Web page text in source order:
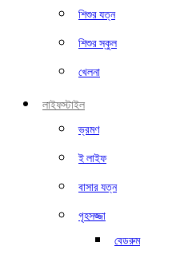
শিশুর যত্ন
শিশুর স্কুল
খেলনা
লাইফস্টাইল
ভ্রমণ
ই লাইফ
বাসার যত্ন
গৃহসজ্জা
বেডরুম